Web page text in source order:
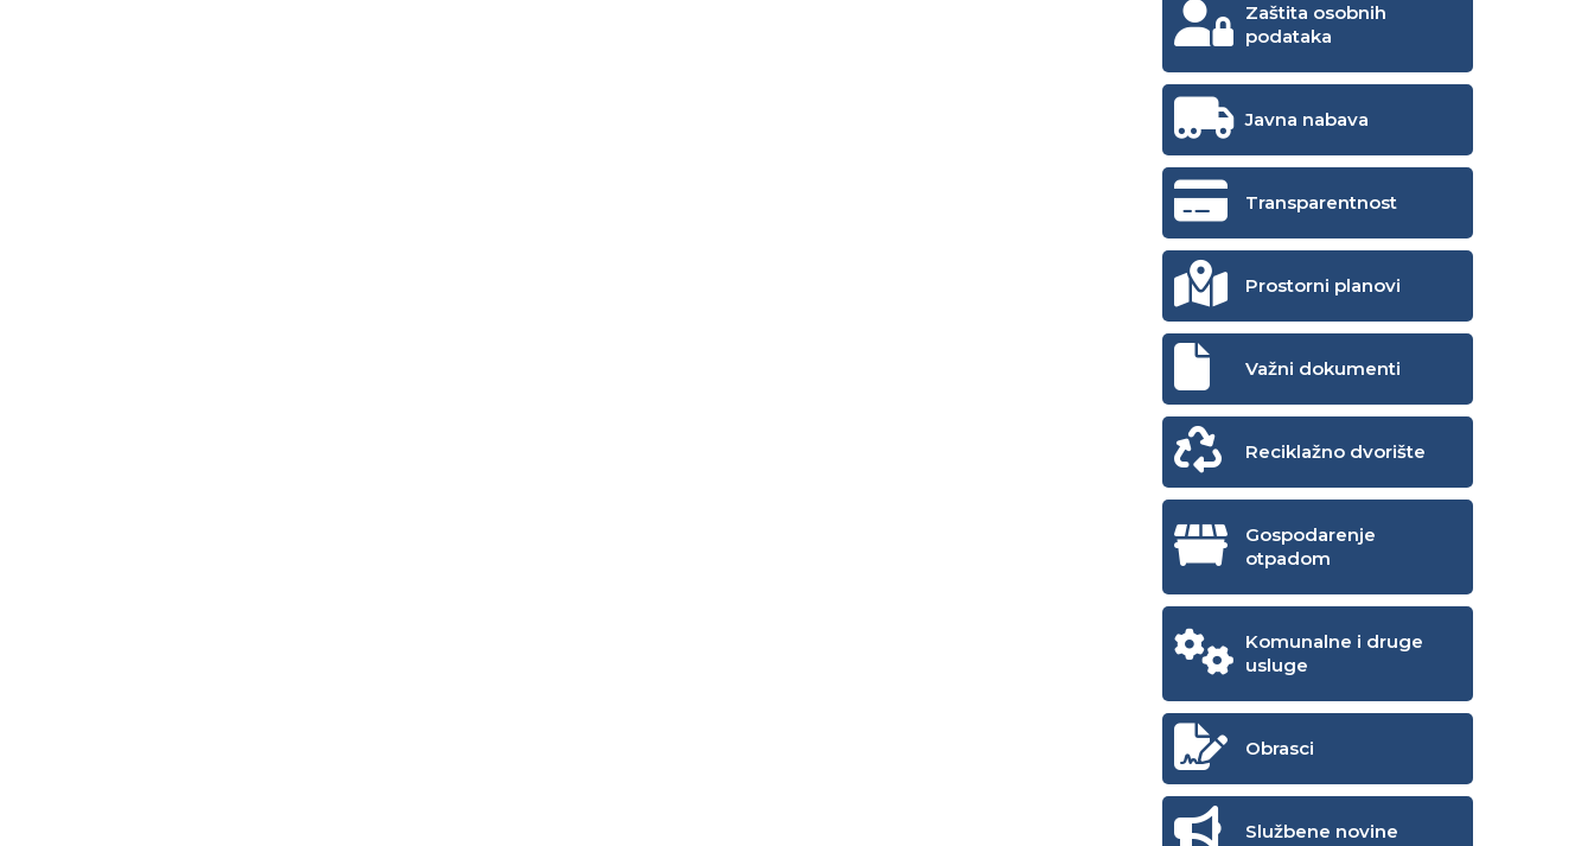
Zaštita osobnih
podataka
Javna nabava
Transparentnost
Prostorni planovi
Važni dokumenti
Reciklažno dvorište
Gospodarenje
otpadom
Komunalne i druge
usluge
Obrasci
Službene novine